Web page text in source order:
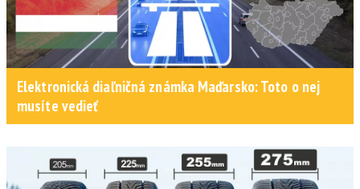
Elektronická diaľničná známka Maďarsko: Toto o nej
musíte vedieť